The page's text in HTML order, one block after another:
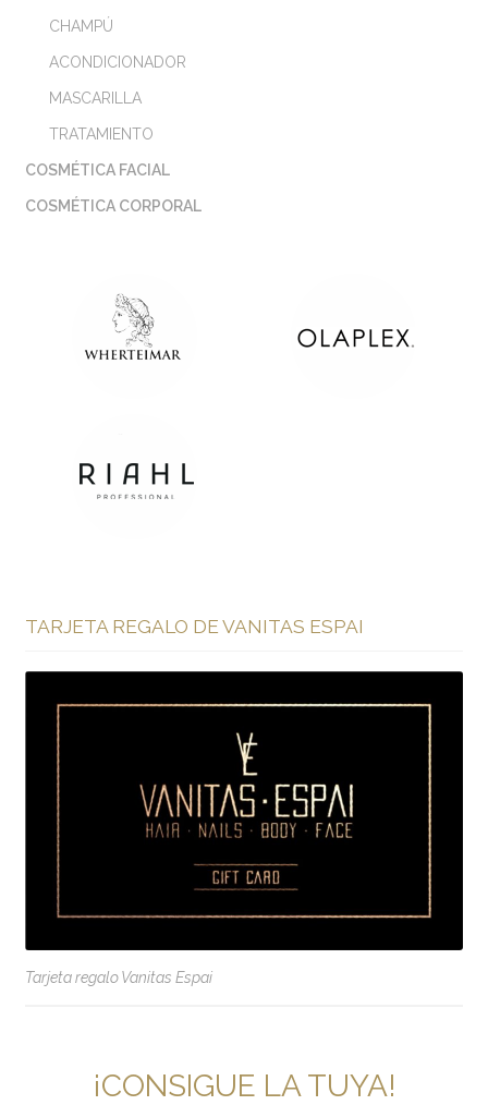
CHAMPÚ
ACONDICIONADOR
MASCARILLA
TRATAMIENTO
COSMÉTICA FACIAL
COSMÉTICA CORPORAL
TARJETA REGALO DE VANITAS ESPAI
Tarjeta regalo Vanitas Espai
¡CONSIGUE LA TUYA!